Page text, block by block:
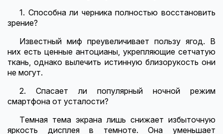
1. Способна ли черника полностью восстановить
зрение?
Известный миф преувеличивает пользу ягод. В
них есть ценные антоцианы, укрепляющие сетчатую
ткань, однако вылечить истинную близорукость они
не могут.
2. Спасает ли популярный ночной режим
смартфона от усталости?
Темная тема экрана лишь снижает избыточную
яркость дисплея в темноте. Она уменьшает